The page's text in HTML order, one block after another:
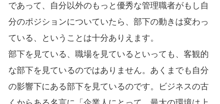
であって、自分以外のもっと優秀な管理職者がもし自
分のポジションについていたら、部下の動きは変わっ
ている、ということは十分ありえます。
部下を見ている、職場を見ているといっても、客観的
な部下を見ているのではありません。あくまでも自分
の影響下にある部下を見ているのです。ビジネスの古